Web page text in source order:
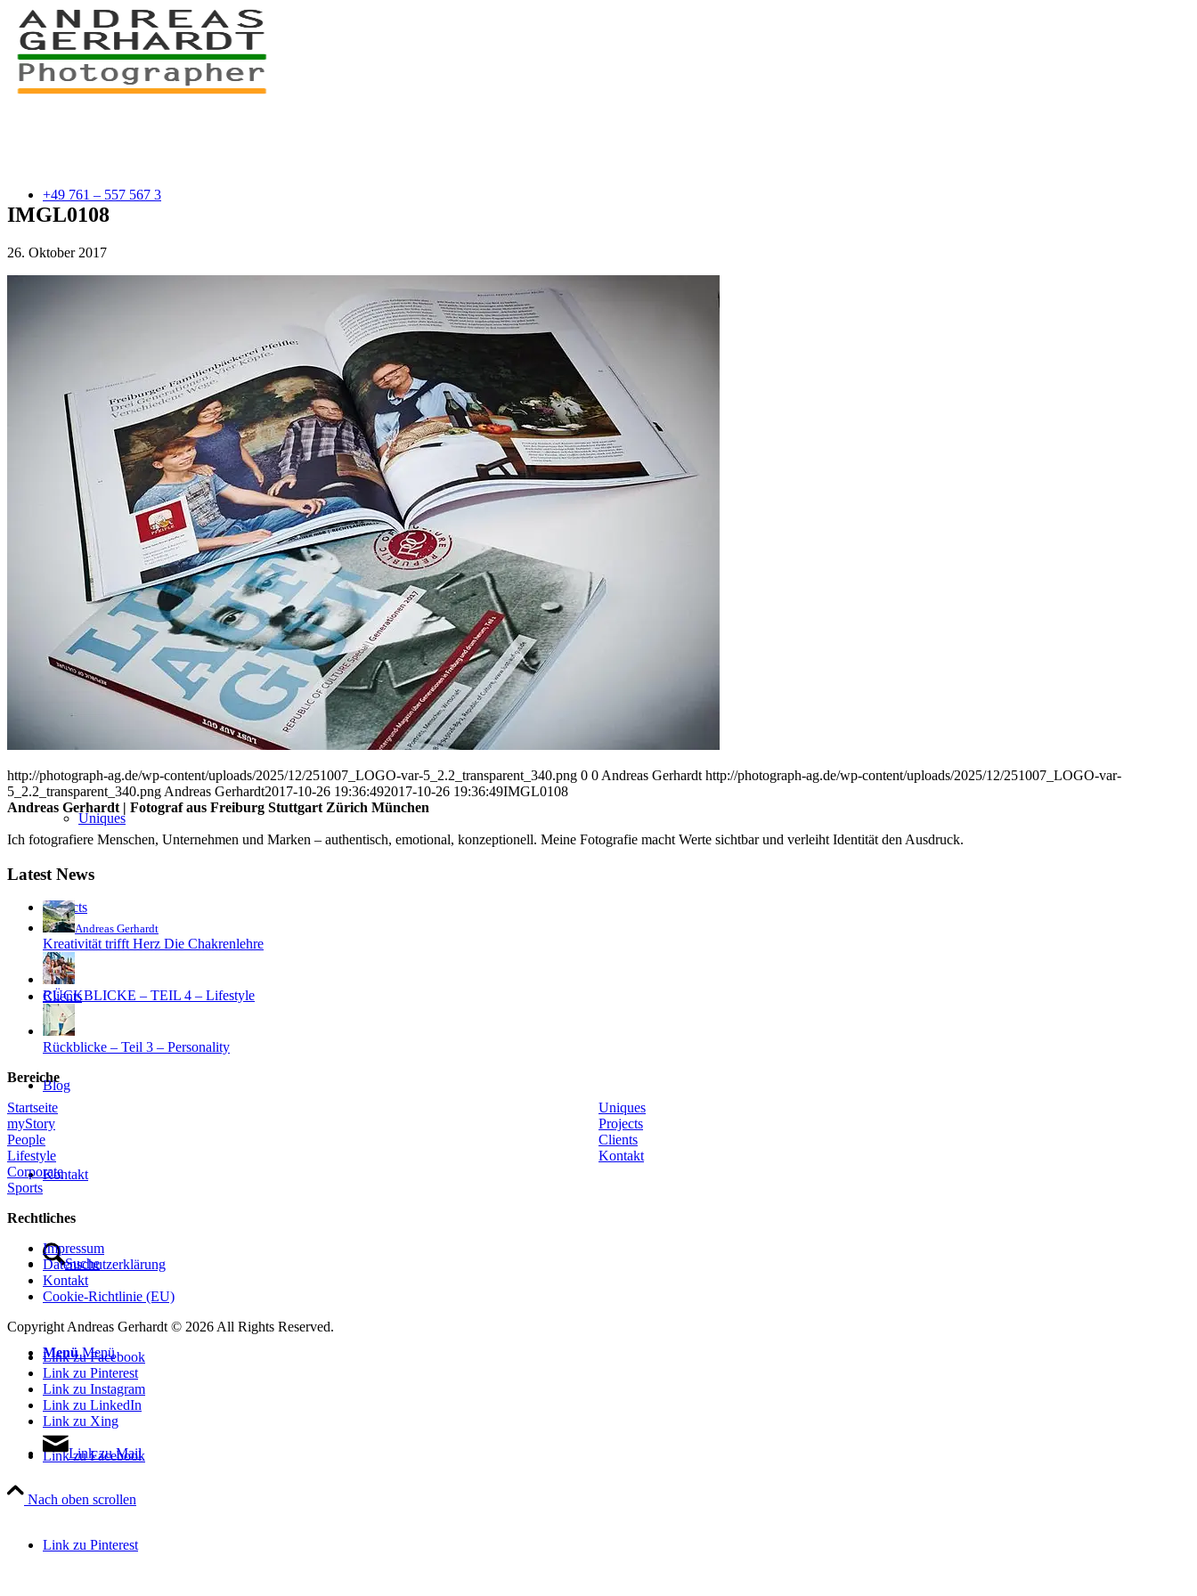
+49 761 – 557 567 3
People
Lifestyle
Corporate
Uniques
Projects
Clients
Blog
Kontakt
Suche
Menü Menü
Link zu Facebook
Link zu Pinterest
IMGL0108
26. Oktober 2017
http://photograph-ag.de/wp-content/uploads/2025/12/251007_LOGO-var-5_2.2_transparent_340.png 0 0 Andreas Gerhardt http://photograph-ag.de/wp-content/uploads/2025/12/251007_LOGO-var-
5_2.2_transparent_340.png Andreas Gerhardt2017-10-26 19:36:492017-10-26 19:36:49IMGL0108
Andreas Gerhardt | Fotograf aus Freiburg Stuttgart Zürich München
Ich fotografiere Menschen, Unternehmen und Marken – authentisch, emotional, konzeptionell. Meine Fotografie macht Werte sichtbar und verleiht Identität den Ausdruck.
Latest News
Andreas Gerhardt
Kreativität trifft Herz Die Chakrenlehre
RÜCKBLICKE – TEIL 4 – Lifestyle
Rückblicke – Teil 3 – Personality
Bereiche
Startseite
myStory
People
Lifestyle
Corporate
Sports
Uniques
Projects
Clients
Kontakt
Rechtliches
Impressum
Datenschutzerklärung
Kontakt
Cookie-Richtlinie (EU)
Copyright Andreas Gerhardt © 2026 All Rights Reserved.
Link zu Facebook
Link zu Pinterest
Link zu Instagram
Link zu LinkedIn
Link zu Xing
Link zu Mail
Nach oben scrollen